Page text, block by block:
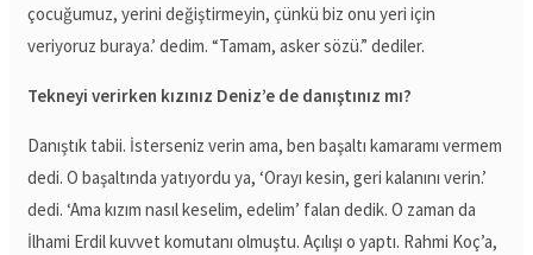
çocuğumuz, yerini değiştirmeyin, çünkü biz onu yeri için
veriyoruz buraya.’ dedim. “Tamam, asker sözü.” dediler.
Tekneyi verirken kızınız Deniz’e de danıştınız mı?
Danıştık tabii. İsterseniz verin ama, ben başaltı kamaramı vermem
dedi. O başaltında yatıyordu ya, ‘Orayı kesin, geri kalanını verin.’
dedi. ‘Ama kızım nasıl keselim, edelim’ falan dedik. O zaman da
İlhami Erdil kuvvet komutanı olmuştu. Açılışı o yaptı. Rahmi Koç’a,